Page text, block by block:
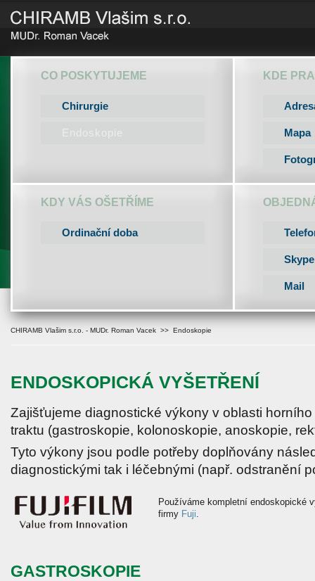
CO POSKYTUJEME
Chirurgie
Endoskopie
KDE
Mapa
KDY VÁS OŠETŘÍME
Ordinační doba
Skype
Mail
CHIRAMB Vlašim s.r.o. - MUDr. Roman Vacek >> Endoskopie
ENDOSKOPICKÁ VYŠETŘENÍ
Zajišťujeme diagnostické výkony v oblasti
traktu (gastroskopie, kolonoskopie, anoskopie,
Tyto výkony jsou podle potřeby doplňovány
diagnostickými tak i léčebnými (např. odstranění
Používáme kompletní endoskopické
firmy Fuji.
GASTROSKOPIE